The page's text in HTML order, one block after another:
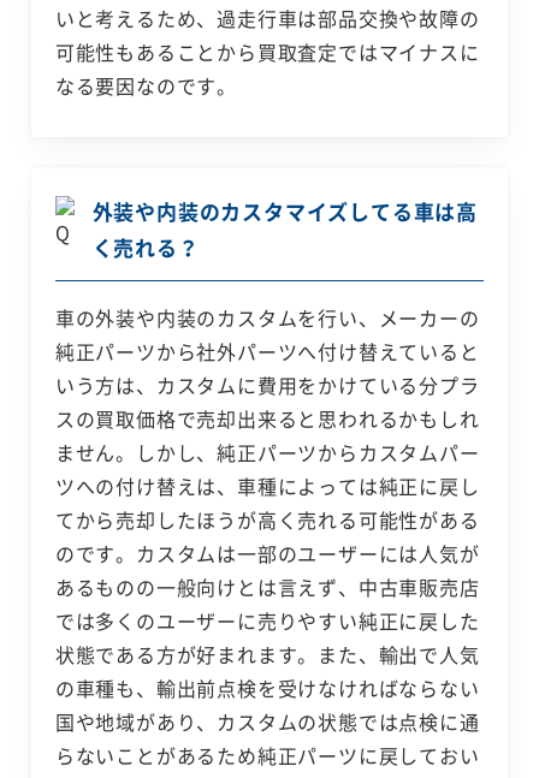
いと考えるため、過走行車は部品交換や故障の
可能性もあることから買取査定ではマイナスに
なる要因なのです。
外装や内装のカスタマイズしてる車は高
く売れる？
車の外装や内装のカスタムを行い、メーカーの
純正パーツから社外パーツへ付け替えていると
いう方は、カスタムに費用をかけている分プラ
スの買取価格で売却出来ると思われるかもしれ
ません。しかし、純正パーツからカスタムパー
ツへの付け替えは、車種によっては純正に戻し
てから売却したほうが高く売れる可能性がある
のです。カスタムは一部のユーザーには人気が
あるものの一般向けとは言えず、中古車販売店
では多くのユーザーに売りやすい純正に戻した
状態である方が好まれます。また、輸出で人気
の車種も、輸出前点検を受けなければならない
国や地域があり、カスタムの状態では点検に通
らないことがあるため純正パーツに戻しておい